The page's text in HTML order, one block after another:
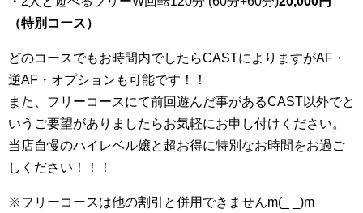
（特別コース）
どのコースでもお時間内でしたらCASTによりますがAF・
逆AF・オプションも可能です！！
また、フリーコースにて前回遊んだ事があるCAST以外でと
いうご要望がありましたらお気軽にお申し付けください。
当店自慢のハイレベル嬢と超お得に特別なお時間をお過ご
しください！！！
※フリーコースは他の割引と併用できませんm(_ _)m